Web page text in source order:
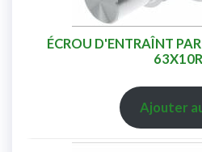
ÉCROU D'ENTRAÎNT
Ajouter